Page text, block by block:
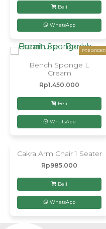
Beli
WhatsApp
PRE ORDER
Bench Sponge L
Cream
Rp1.450.000
Beli
WhatsApp
Cakra Arm Chair 1 Seater
Rp985.000
Beli
WhatsApp